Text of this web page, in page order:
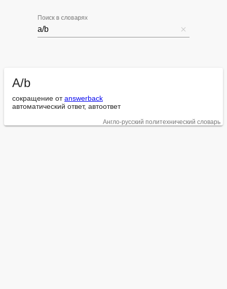
Поиск в словарях
A/b
сокращение от answerback
автоматический ответ, автоответ
Англо-русский политехнический словарь